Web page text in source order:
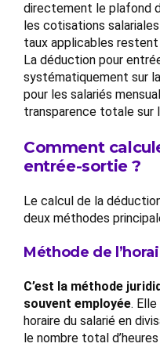
directement le plafond
les cotisations
taux applicables restent
La déduction pour
systématiquement sur
pour les salariés
transparence totale sur
Comment
entrée-sortie ?
Le calcul de la
deux méthodes
Méthode de
C’est la méthode
souvent employée.
horaire du salarié en
le nombre total